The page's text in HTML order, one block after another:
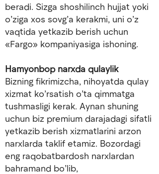
beradi. Sizga shoshilinch hujjat yoki
o’ziga xos sovg’a kerakmi, uni o’z
vaqtida yetkazib berish uchun
«Fargo» kompaniyasiga ishoning.
Hamyonbop narxda qulaylik
Bizning fikrimizcha, nihoyatda qulay
xizmat ko’rsatish o’ta qimmatga
tushmasligi kerak. Aynan shuning
uchun biz premium darajadagi sifatli
yetkazib berish xizmatlarini arzon
narxlarda taklif etamiz. Bozordagi
eng raqobatbardosh narxlardan
bahramand bo’lib,